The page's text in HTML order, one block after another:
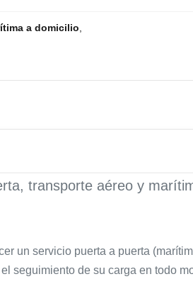
a domicilio
transporte aéreo y
un servicio puerta a puerta
seguimiento de su carga en todo